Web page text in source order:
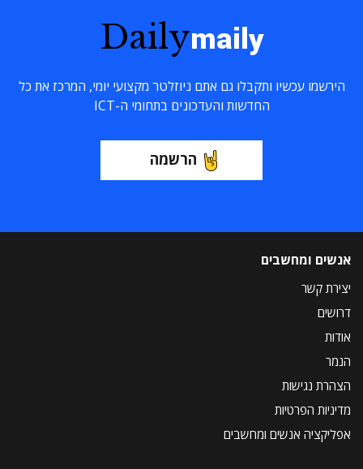
Dailymaily
הירשמו עכשיו ותקבלו גם אתם ניוזלטר מקצועי יומי, המרכז את כל
החדשות והעדכונים בתחומי ה-ICT
הרשמה
אנשים ומחשבים
יצירת קשר
דרושים
אודות
הנמר
הצהרת נגישות
מדיניות הפרטיות
אפליקציה אנשים ומחשבים